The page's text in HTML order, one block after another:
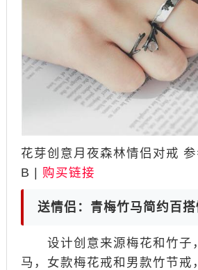
花芽创意月夜森林情侣对戒
B | 购买链接
送情侣：青梅竹马简约百
设计创意来源梅花和竹子
马，女款梅花戒和男款竹节戒